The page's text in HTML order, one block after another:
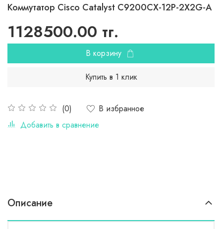
Коммутатор Cisco Catalyst C9200CX-12P-2X2G-A
(0)
В избранное
Добавить в сравнение
1128500.00 тг.
В корзину
Купить в 1 клик
Описание